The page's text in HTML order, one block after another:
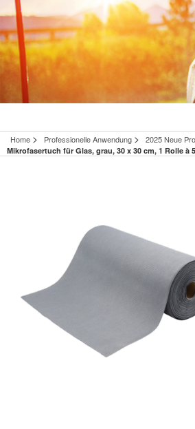
Home > Professionelle Anwendung > 2025 Neue
Mikrofasertuch für Glas, grau, 30 x 30 cm, 1 Rolle à